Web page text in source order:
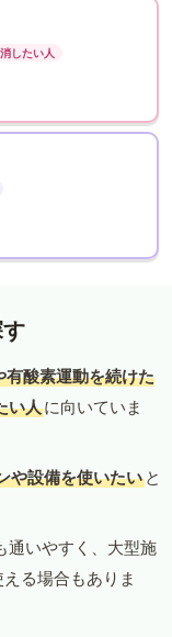
したい人
酸素運動を続けた
い人に向いていま
や設備を使いたい と
通いやすく、大型施
る場合もありま